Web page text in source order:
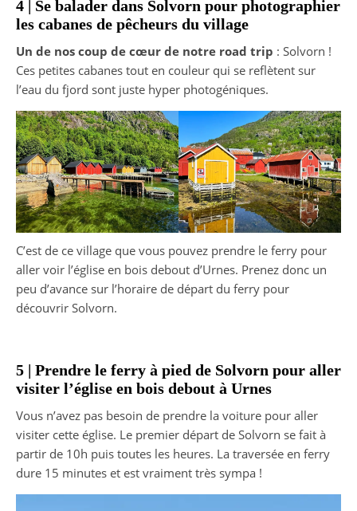
4 | Se balader dans Solvorn pour photographier
les cabanes de pêcheurs du village
Un de nos coup de cœur de notre road trip : Solvorn !
Ces petites cabanes tout en couleur qui se reflètent sur
l’eau du fjord sont juste hyper photogéniques.
C’est de ce village que vous pouvez prendre le ferry pour
aller voir l’église en bois debout d’Urnes. Prenez donc un
peu d’avance sur l’horaire de départ du ferry pour
découvrir Solvorn.
5 | Prendre le ferry à pied de Solvorn pour aller
visiter l’église en bois debout à Urnes
Vous n’avez pas besoin de prendre la voiture pour aller
visiter cette église. Le premier départ de Solvorn se fait à
partir de 10h puis toutes les heures. La traversée en ferry
dure 15 minutes et est vraiment très sympa !